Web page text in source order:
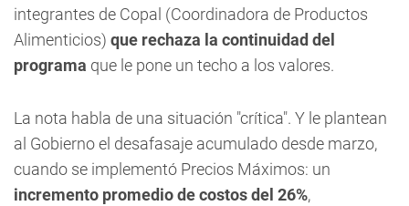
integrantes de Copal (Coordinadora de Productos
Alimenticios) que rechaza la continuidad del
programa que le pone un techo a los valores.
La nota habla de una situación "crítica". Y le plantean
al Gobierno el desafasaje acumulado desde marzo,
cuando se implementó Precios Máximos: un
incremento promedio de costos del 26%,